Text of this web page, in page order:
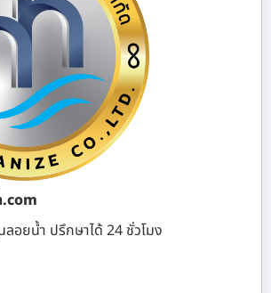
อยน้ำ ปรึกษาได้ 24 ชั่วโมง